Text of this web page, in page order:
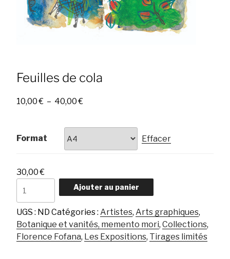
Feuilles de cola
10,00€ – 40,00€
prix :
à
Format Effacer
30,00€
de
Feuilles
de
cola
Ajouter au panier
UGS : ND Catégories : Artistes, Arts graphiques,
Botanique et vanités, memento mori, Collections,
Florence Fofana, Les Expositions, Tirages limités